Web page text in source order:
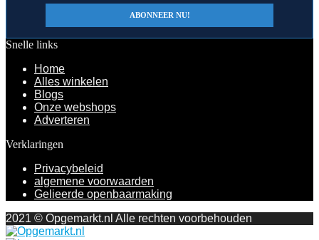
Snelle links
Home
Alles winkelen
Blogs
Onze webshops
Adverteren
Verklaringen
Privacybeleid
algemene voorwaarden
Gelieerde openbaarmaking
2021 © Opgemarkt.nl Alle rechten voorbehouden